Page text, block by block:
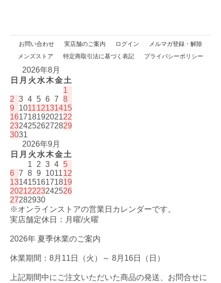
お問い合わせ 実店舗のご案内 ログイン
メルマガ登録・解除
メンズストア
特定商取引法に基づく表記 プライバシーポリシー
2026年8月
日 月 火 水木金土
1
2 3 4 5 6 7 8
9
101112131415
16171819202122
23242526272829
3031
2026年9月
日 月 火 水木金土
1
2 3 4 5
6 7 8 9 101112
13141516171819
20212223242526
27282930
※オンラインストアの営業日カレンダーです。
実店舗定休日：月曜/火曜
2026年 夏季休業のご案内
休業期間：8月11日（火）～ 8月16日（日）
上記期間中にご注文いただいた商品の発送、お問合せに